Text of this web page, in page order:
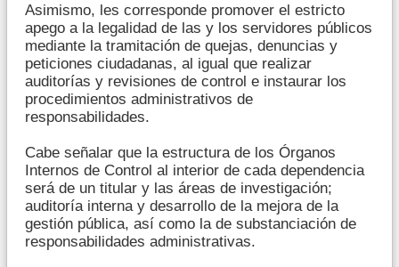
Asimismo, les corresponde promover el estricto
apego a la legalidad de las y los servidores públicos
mediante la tramitación de quejas, denuncias y
peticiones ciudadanas, al igual que realizar
auditorías y revisiones de control e instaurar los
procedimientos administrativos de
responsabilidades.
Cabe señalar que la estructura de los Órganos
Internos de Control al interior de cada dependencia
será de un titular y las áreas de investigación;
auditoría interna y desarrollo de la mejora de la
gestión pública, así como la de substanciación de
responsabilidades administrativas.